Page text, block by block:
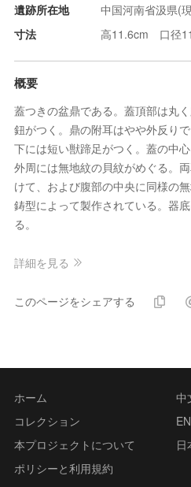
遺跡所在地
中国河南省汲県(
寸法
高11.6cm 口径
概要
蓋つきの盆鼎である。蓋頂部は丸
鈕がつく。鼎の附耳はやや外反り
下には短い獣蹄足がつく。蓋の中
外周には無地紋の貝紋がめぐる。
けて、および腹部の中央に同様の
鋳型によって製作されている。器
る。
詳細を見る
このページをシェアする
ホーム
コレクション
本プロジェクトについて
ポリシーと利用規約
中
日